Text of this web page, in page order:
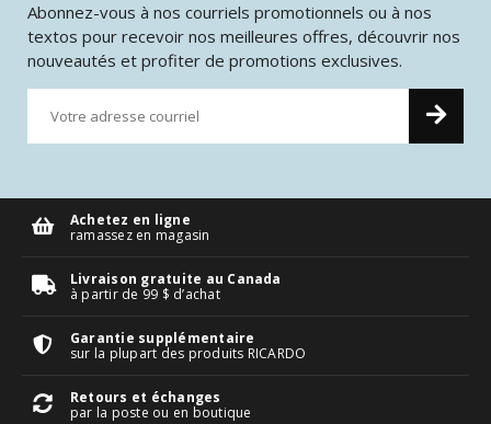
Abonnez-vous à nos courriels promotionnels ou à nos
textos pour recevoir nos meilleures offres, découvrir nos
nouveautés et profiter de promotions exclusives.
Achetez en ligne
ramassez en magasin
Livraison gratuite au Canada
à partir de 99 $ d’achat
Garantie supplémentaire
sur la plupart des produits RICARDO
Retours et échanges
par la poste ou en boutique